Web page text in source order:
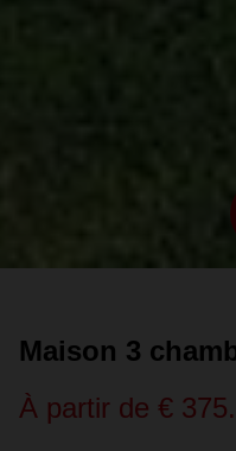
Maison 3
À partir de €